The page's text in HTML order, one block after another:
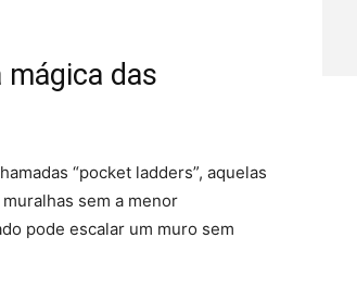
mágica das
“pocket ladders”, aquelas
sem a menor
pode escalar um muro sem